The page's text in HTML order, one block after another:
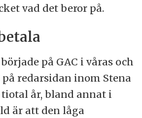
vad det beror på.
på GAC i våras och
redarsidan inom Stena
år, bland annat i
är att den låga